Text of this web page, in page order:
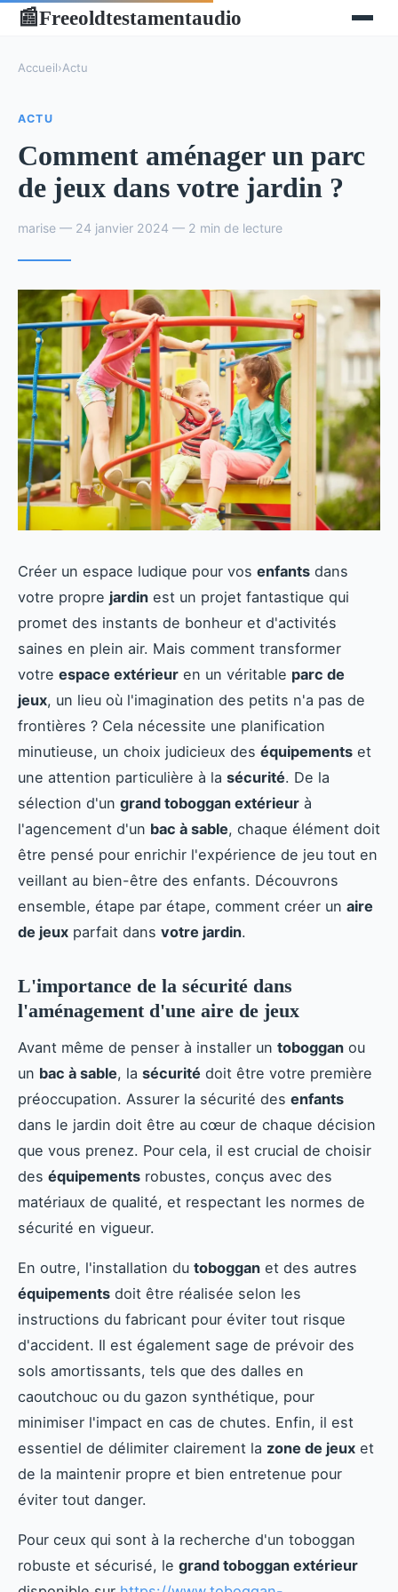
📰Freeoldtestamentaudio
Accueil›Actu
ACTU
Comment aménager un parc
de jeux dans votre jardin ?
marise — 24 janvier 2024 — 2 min de lecture
Créer un espace ludique pour vos enfants dans
votre propre jardin est un projet fantastique qui
promet des instants de bonheur et d'activités
saines en plein air. Mais comment transformer
votre espace extérieur en un véritable parc de
jeux, un lieu où l'imagination des petits n'a pas de
frontières ? Cela nécessite une planification
minutieuse, un choix judicieux des équipements et
une attention particulière à la sécurité. De la
sélection d'un grand toboggan extérieur à
l'agencement d'un bac à sable, chaque élément doit
être pensé pour enrichir l'expérience de jeu tout en
veillant au bien-être des enfants. Découvrons
ensemble, étape par étape, comment créer un aire
de jeux parfait dans votre jardin.
L'importance de la sécurité dans
l'aménagement d'une aire de jeux
Avant même de penser à installer un toboggan ou
un bac à sable, la sécurité doit être votre première
préoccupation. Assurer la sécurité des enfants
dans le jardin doit être au cœur de chaque décision
que vous prenez. Pour cela, il est crucial de choisir
des équipements robustes, conçus avec des
matériaux de qualité, et respectant les normes de
sécurité en vigueur.
En outre, l'installation du toboggan et des autres
équipements doit être réalisée selon les
instructions du fabricant pour éviter tout risque
d'accident. Il est également sage de prévoir des
sols amortissants, tels que des dalles en
caoutchouc ou du gazon synthétique, pour
minimiser l'impact en cas de chutes. Enfin, il est
essentiel de délimiter clairement la zone de jeux et
de la maintenir propre et bien entretenue pour
éviter tout danger.
Pour ceux qui sont à la recherche d'un toboggan
robuste et sécurisé, le grand toboggan extérieur